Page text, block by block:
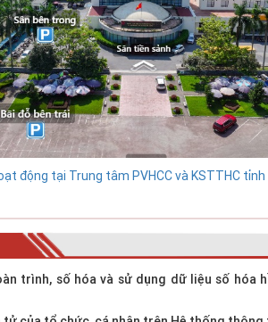
động tại Trung tâm PVHCC và KSTTHC tỉnh
trình, số hóa và sử dụng dữ liệu số